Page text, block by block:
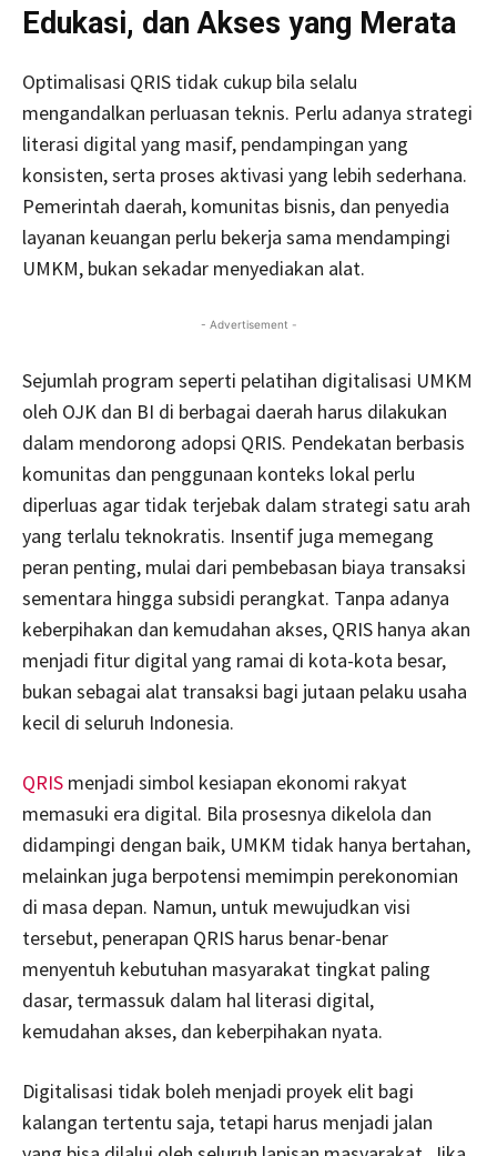
Edukasi, dan Akses yang Merata
Optimalisasi QRIS tidak cukup bila selalu
mengandalkan perluasan teknis. Perlu adanya strategi
literasi digital yang masif, pendampingan yang
konsisten, serta proses aktivasi yang lebih sederhana.
Pemerintah daerah, komunitas bisnis, dan penyedia
layanan keuangan perlu bekerja sama mendampingi
UMKM, bukan sekadar menyediakan alat.
- Advertisement -
Sejumlah program seperti pelatihan digitalisasi UMKM
oleh OJK dan BI di berbagai daerah harus dilakukan
dalam mendorong adopsi QRIS. Pendekatan berbasis
komunitas dan penggunaan konteks lokal perlu
diperluas agar tidak terjebak dalam strategi satu arah
yang terlalu teknokratis. Insentif juga memegang
peran penting, mulai dari pembebasan biaya transaksi
sementara hingga subsidi perangkat. Tanpa adanya
keberpihakan dan kemudahan akses, QRIS hanya akan
menjadi fitur digital yang ramai di kota-kota besar,
bukan sebagai alat transaksi bagi jutaan pelaku usaha
kecil di seluruh Indonesia.
QRIS menjadi simbol kesiapan ekonomi rakyat
memasuki era digital. Bila prosesnya dikelola dan
didampingi dengan baik, UMKM tidak hanya bertahan,
melainkan juga berpotensi memimpin perekonomian
di masa depan. Namun, untuk mewujudkan visi
tersebut, penerapan QRIS harus benar-benar
menyentuh kebutuhan masyarakat tingkat paling
dasar, termassuk dalam hal literasi digital,
kemudahan akses, dan keberpihakan nyata.
Digitalisasi tidak boleh menjadi proyek elit bagi
kalangan tertentu saja, tetapi harus menjadi jalan